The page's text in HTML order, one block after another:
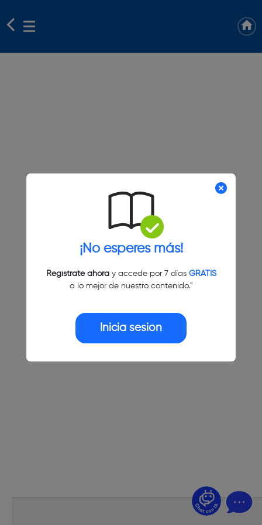
¡No esperes más!
Regístrate ahoray accede por 7 días GRATIS
a lo mejor de nuestro contenido."
Inicia sesión